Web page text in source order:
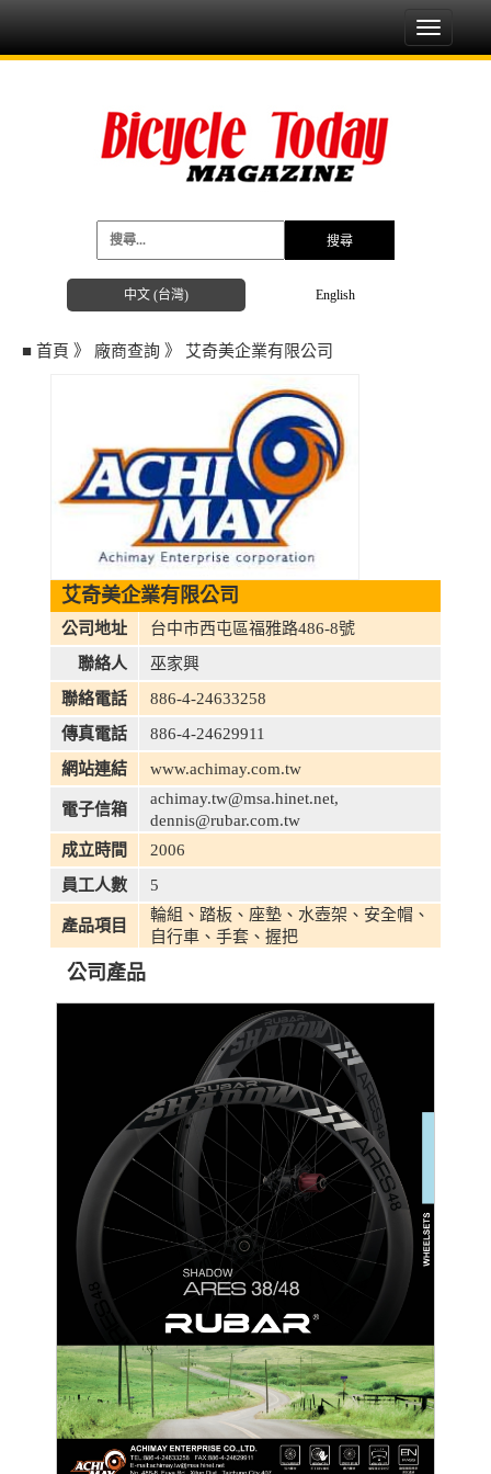
中文 (台灣) English
Toggle
■ 首頁 》 廠商查詢 》 艾奇美企業有限公司
艾奇美企業有限公司
公司地址
台中市西屯區福雅路486-8號
聯絡人
巫家興
聯絡電話
886-4-24633258
傳真電話
886-4-24629911
網站連結
www.achimay.com.tw
電子信箱
achimay.tw@msa.hinet.net,
dennis@rubar.com.tw
成立時間
2006
員工人數
5
產品項目
輪組、踏板、座墊、水壺架、安全帽、
自行車、手套、握把
公司產品